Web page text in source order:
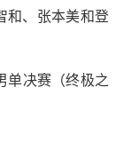
和、张本美和登
单决赛（终极之